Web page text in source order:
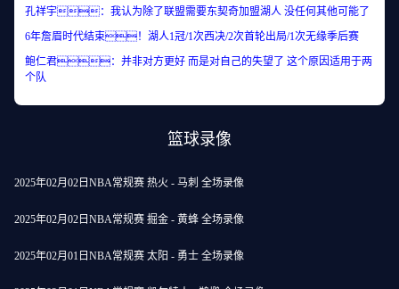
孔祥宇：我认为除了联盟需要东契奇加盟湖人 没任何其他可能了
6年詹眉时代结束！湖人1冠/1次西决/2次首轮出局/1次无缘季后赛
鲍仁君：并非对方更好 而是对自己的失望了 这个原因适用于两
个队
篮球录像
2025年02月02日NBA常规赛 热火 - 马刺 全场录像
2025年02月02日NBA常规赛 掘金 - 黄蜂 全场录像
2025年02月01日NBA常规赛 太阳 - 勇士 全场录像